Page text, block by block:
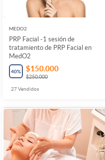
MEDO2
PRP Facial -1 sesión de
tratamiento de PRP Facial en
MedO2
40% $150.000
$250.000
27Vendidos